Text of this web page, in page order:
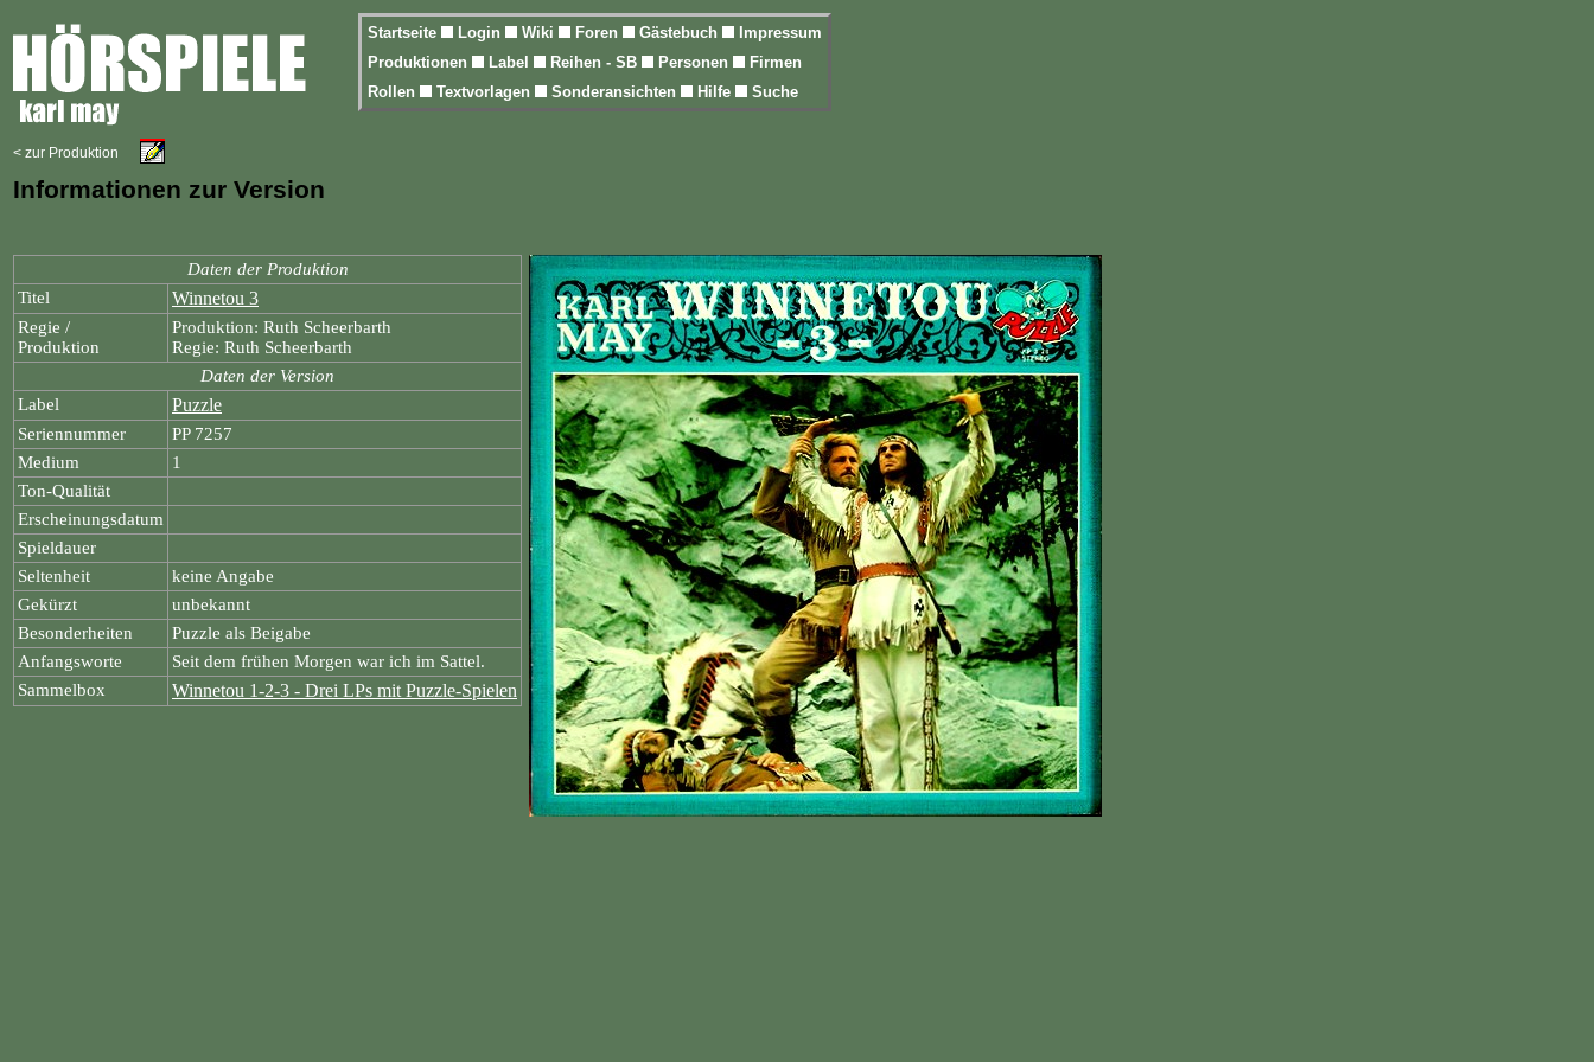
Startseite Login Wiki Foren Gästebuch
Impressum
Produktionen
Label Reihen - SB Personen
Firmen
Rollen
Textvorlagen Sonderansichten Hilfe Suche
< zur Produktion
Informationen zur Version
Daten der Produktion
Titel
Winnetou 3
Regie /
Produktion
Produktion: Ruth Scheerbarth
Regie: Ruth Scheerbarth
Daten der Version
Label
Puzzle
Seriennummer
PP 7257
Medium
1
Ton-Qualität
Erscheinungsdatum
Spieldauer
Seltenheit
keine Angabe
Gekürzt
unbekannt
Besonderheiten
Puzzle als Beigabe
Anfangsworte
Seit dem frühen Morgen war ich im Sattel.
Sammelbox
Winnetou 1-2-3 - Drei LPs mit Puzzle-Spielen